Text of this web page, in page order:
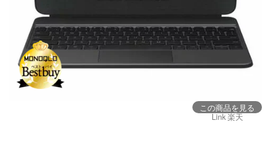
この商品を見る
Link 楽天